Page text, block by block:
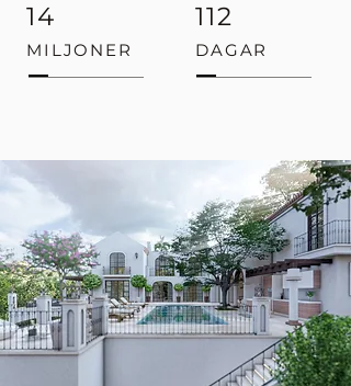
14
MILJONER
112
DAGAR